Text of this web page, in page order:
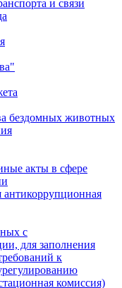
и связи
бездомных животных
акты в сфере
антикоррупционная
с
для заполнения
к
комиссия)